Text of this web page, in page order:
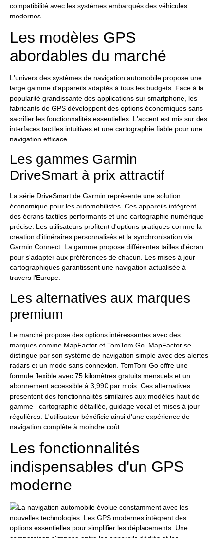
compatibilité avec les systèmes embarqués des véhicules
modernes.
Les modèles GPS
abordables du marché
L'univers des systèmes de navigation automobile propose une
large gamme d'appareils adaptés à tous les budgets. Face à la
popularité grandissante des applications sur smartphone, les
fabricants de GPS développent des options économiques sans
sacrifier les fonctionnalités essentielles. L'accent est mis sur des
interfaces tactiles intuitives et une cartographie fiable pour une
navigation efficace.
Les gammes Garmin
DriveSmart à prix attractif
La série DriveSmart de Garmin représente une solution
économique pour les automobilistes. Ces appareils intègrent
des écrans tactiles performants et une cartographie numérique
précise. Les utilisateurs profitent d'options pratiques comme la
création d'itinéraires personnalisés et la synchronisation via
Garmin Connect. La gamme propose différentes tailles d'écran
pour s'adapter aux préférences de chacun. Les mises à jour
cartographiques garantissent une navigation actualisée à
travers l'Europe.
Les alternatives aux marques
premium
Le marché propose des options intéressantes avec des
marques comme MapFactor et TomTom Go. MapFactor se
distingue par son système de navigation simple avec des alertes
radars et un mode sans connexion. TomTom Go offre une
formule flexible avec 75 kilomètres gratuits mensuels et un
abonnement accessible à 3,99€ par mois. Ces alternatives
présentent des fonctionnalités similaires aux modèles haut de
gamme : cartographie détaillée, guidage vocal et mises à jour
régulières. L'utilisateur bénéficie ainsi d'une expérience de
navigation complète à moindre coût.
Les fonctionnalités
indispensables d'un GPS
moderne
La navigation automobile évolue constamment avec les
nouvelles technologies. Les GPS modernes intègrent des
options essentielles pour simplifier les déplacements. Une